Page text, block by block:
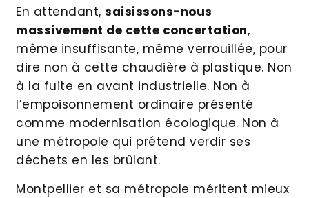
En attendant, saisissons-nous
massivement de cette concertation,
même insuffisante, même verrouillée, pour
dire non à cette chaudière à plastique. Non
à la fuite en avant industrielle. Non à
l’empoisonnement ordinaire présenté
comme modernisation écologique. Non à
une métropole qui prétend verdir ses
déchets en les brûlant.
Montpellier et sa métropole méritent mieux